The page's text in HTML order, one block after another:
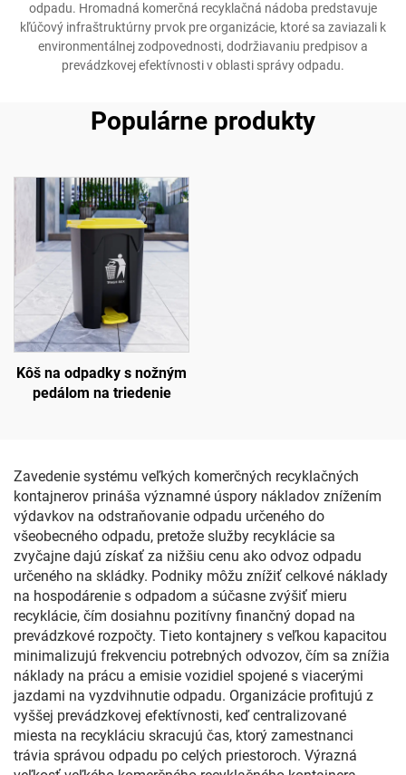
odpadu. Hromadná komerčná recyklačná nádoba predstavuje
kľúčový infraštruktúrny prvok pre organizácie, ktoré sa zaviazali k
environmentálnej zodpovednosti, dodržiavaniu predpisov a
prevádzkovej efektívnosti v oblasti správy odpadu.
Populárne produkty
Kôš na odpadky s nožným
pedálom na triedenie
Zavedenie systému veľkých komerčných recyklačných
kontajnerov prináša významné úspory nákladov znížením
výdavkov na odstraňovanie odpadu určeného do
všeobecného odpadu, pretože služby recyklácie sa
zvyčajne dajú získať za nižšiu cenu ako odvoz odpadu
určeného na skládky. Podniky môžu znížiť celkové náklady
na hospodárenie s odpadom a súčasne zvýšiť mieru
recyklácie, čím dosiahnu pozitívny finančný dopad na
prevádzkové rozpočty. Tieto kontajnery s veľkou kapacitou
minimalizujú frekvenciu potrebných odvozov, čím sa znížia
náklady na prácu a emisie vozidiel spojené s viacerými
jazdami na vyzdvihnutie odpadu. Organizácie profitujú z
vyššej prevádzkovej efektívnosti, keď centralizované
miesta na recykláciu skracujú čas, ktorý zamestnanci
trávia správou odpadu po celých priestoroch. Výrazná